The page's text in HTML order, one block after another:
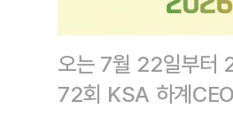
오는 7월 22일부터
72회 KSA 하계